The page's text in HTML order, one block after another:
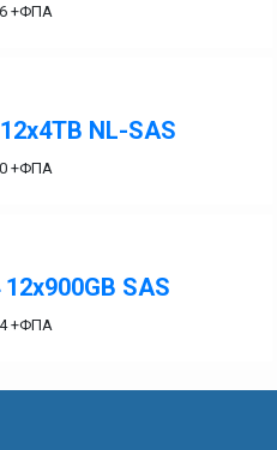
+ΦΠΑ
NL-SAS
+ΦΠΑ
SAS
+ΦΠΑ